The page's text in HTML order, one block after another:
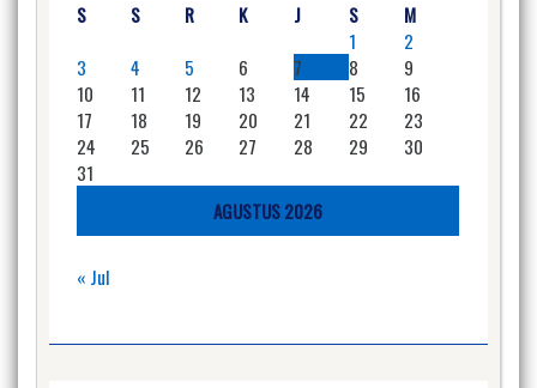
AGUSTUS 2026
S S R K J S
M
1
2
3
4 5 6 7 8
9
10
11 12 13 14 15
16
17
18 19 20 21 22
23
24
25 26 27 28 29
30
31
« Jul